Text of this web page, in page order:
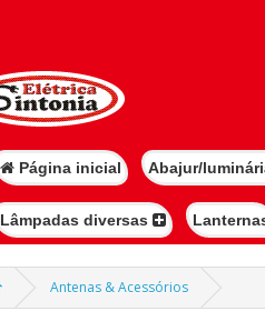
Página inicial Abajur/
Lâmpadas diversas
Antenas & Acessórios